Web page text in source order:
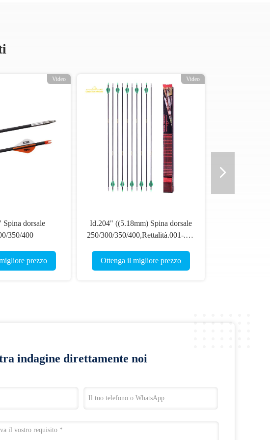
Video
Spina dorsale
350/400
leggero più forte
5mm
prezzo
Video
Id.204" ((5.18mm) Spina dorsale
250/300/350/400,Rettalità.001-.003"
Target di caccia frecce
Ottenga il migliore prezzo
indagine direttamente noi